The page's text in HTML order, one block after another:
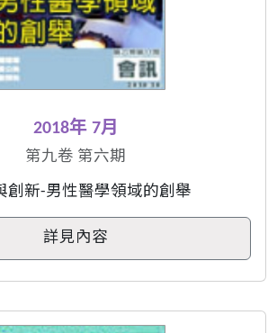
2018年 7月
第九卷 第六期
創新-男性醫學領域的創舉
詳見內容